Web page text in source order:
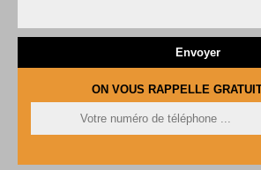
ON VOUS RAPPELLE